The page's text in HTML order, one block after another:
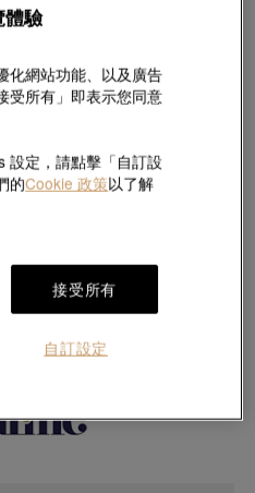
體驗
化網站功能、以及廣告
受所有」即表示您同意
設定，請點擊「自訂設
的Cookie 政策以了解
接受所有
自訂設定